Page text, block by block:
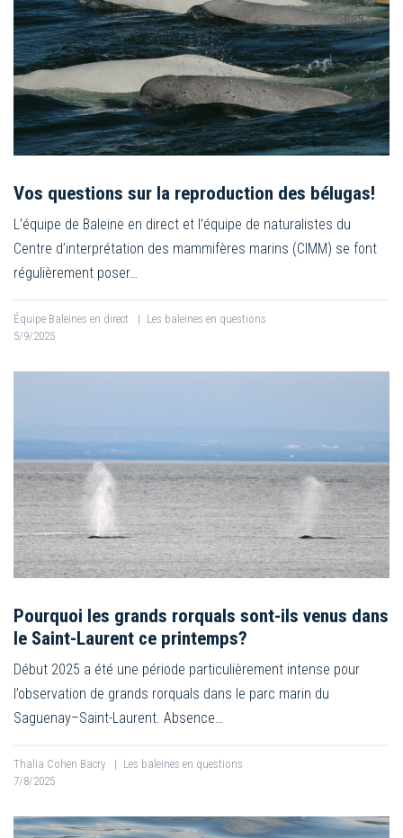
Vos questions sur la reproduction des bélugas!
L’équipe de Baleine en direct et l’équipe de naturalistes du
Centre d’interprétation des mammifères marins (CIMM) se font
régulièrement poser…
Équipe Baleines en direct | Les baleines en questions
5/9/2025
Pourquoi les grands rorquals sont-ils venus dans
le Saint-Laurent ce printemps?
Début 2025 a été une période particulièrement intense pour
l’observation de grands rorquals dans le parc marin du
Saguenay–Saint-Laurent. Absence…
Thalia Cohen Bacry | Les baleines en questions
7/8/2025